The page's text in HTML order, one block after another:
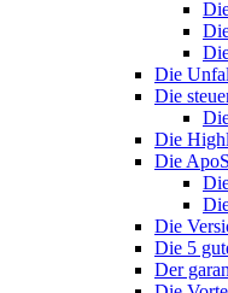
Die
Die
Die
Die
Die
Die 5
Der